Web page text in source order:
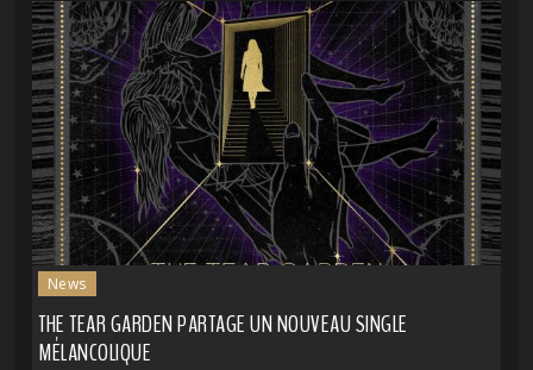
News
THE TEAR GARDEN PARTAGE UN NOUVEAU SINGLE
MÉLANCOLIQUE